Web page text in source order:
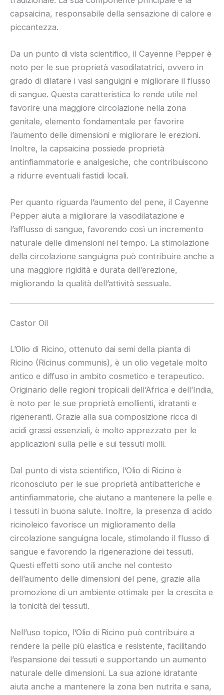
capsaicina, responsabile della sensazione di calore e
piccantezza.
Da un punto di vista scientifico, il Cayenne Pepper è
noto per le sue proprietà vasodilatatrici, ovvero in
grado di dilatare i vasi sanguigni e migliorare il flusso
di sangue. Questa caratteristica lo rende utile nel
favorire una maggiore circolazione nella zona
genitale, elemento fondamentale per favorire
l’aumento delle dimensioni e migliorare le erezioni.
Inoltre, la capsaicina possiede proprietà
antinfiammatorie e analgesiche, che contribuiscono
a ridurre eventuali fastidi locali.
Per quanto riguarda l’aumento del pene, il Cayenne
Pepper aiuta a migliorare la vasodilatazione e
l’afflusso di sangue, favorendo così un incremento
naturale delle dimensioni nel tempo. La stimolazione
della circolazione sanguigna può contribuire anche a
una maggiore rigidità e durata dell’erezione,
migliorando la qualità dell’attività sessuale.
Castor Oil
L’Olio di Ricino, ottenuto dai semi della pianta di
Ricino (Ricinus communis), è un olio vegetale molto
antico e diffuso in ambito cosmetico e terapeutico.
Originario delle regioni tropicali dell’Africa e dell’India,
è noto per le sue proprietà emollienti, idratanti e
rigeneranti. Grazie alla sua composizione ricca di
acidi grassi essenziali, è molto apprezzato per le
applicazioni sulla pelle e sui tessuti molli.
Dal punto di vista scientifico, l’Olio di Ricino è
riconosciuto per le sue proprietà antibatteriche e
antinfiammatorie, che aiutano a mantenere la pelle e
i tessuti in buona salute. Inoltre, la presenza di acido
ricinoleico favorisce un miglioramento della
circolazione sanguigna locale, stimolando il flusso di
sangue e favorendo la rigenerazione dei tessuti.
Questi effetti sono utili anche nel contesto
dell’aumento delle dimensioni del pene, grazie alla
promozione di un ambiente ottimale per la crescita e
la tonicità dei tessuti.
Nell’uso topico, l’Olio di Ricino può contribuire a
rendere la pelle più elastica e resistente, facilitando
l’espansione dei tessuti e supportando un aumento
naturale delle dimensioni. La sua azione idratante
aiuta anche a mantenere la zona ben nutrita e sana,